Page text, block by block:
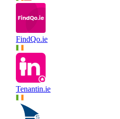
FindQo.ie
Tenantin.ie